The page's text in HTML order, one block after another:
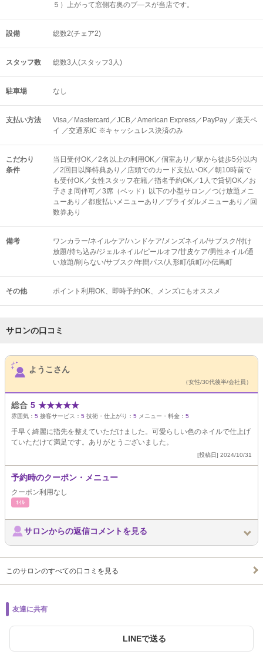
５）上がって窓側右奥のブ―スが当店です。
設備 総数2(チェア2)
スタッフ数 総数3人(スタッフ3人)
駐車場 なし
支払い方法
Visa／Mastercard／JCB／American Express／PayPay ／楽天ペ
イ ／交通系IC ※キャッシュレス決済のみ
こだわり
条件
当日受付OK／2名以上の利用OK／個室あり／駅から徒歩5分以内
／2回目以降特典あり／店頭でのカード支払いOK／朝10時前で
も受付OK／女性スタッフ在籍／指名予約OK／1人で貸切OK／お
子さま同伴可／3席（ベッド）以下の小型サロン／つけ放題メニ
ューあり／都度払いメニューあり／ブライダルメニューあり／回
数券あり
備考
ワンカラー/ネイルケア/ハンドケア/メンズネイル/サブスク/付け
放題/持ち込み/ジェルネイル/ピールオフ/甘皮ケア/男性ネイル/通
い放題/削らない/サブスク/年間パス/人形町/浜町/小伝馬町
その他 ポイント利用OK 即時予約OK メンズにもオススメ
サロンの口コミ
サロンPick Up
ようこさん
（女性/30代後半/会社員）
総合 5 ★★★★★
雰囲気： 5 接客サービス： 5 技術・仕上がり： 5 メニュー・料金： 5
手早く綺麗に指先を整えていただけました。可愛らしい色のネイルで仕上げ
ていただけて満足です。ありがとうございました。
[投稿日] 2024/10/31
予約時のクーポン・メニュー
クーポン利用なし
ﾈｲﾙ
サロンからの返信コメントを見る
このサロンのすべての口コミを見る
友達に共有
LINEで送る